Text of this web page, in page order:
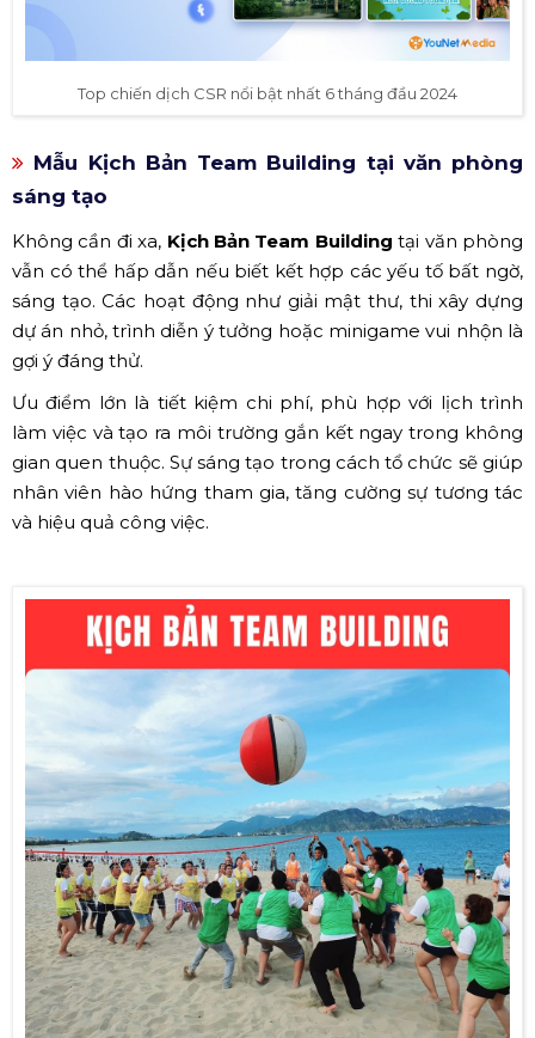
Top chiến dịch CSR nổi bật nhất 6 tháng đầu 2024
Mẫu Kịch Bản Team Building tại văn phòng
sáng tạo
Không cần đi xa, Kịch Bản Team Building tại văn phòng
vẫn có thể hấp dẫn nếu biết kết hợp các yếu tố bất ngờ,
sáng tạo. Các hoạt động như giải mật thư, thi xây dựng
dự án nhỏ, trình diễn ý tưởng hoặc minigame vui nhộn là
gợi ý đáng thử.
Ưu điểm lớn là tiết kiệm chi phí, phù hợp với lịch trình
làm việc và tạo ra môi trường gắn kết ngay trong không
gian quen thuộc. Sự sáng tạo trong cách tổ chức sẽ giúp
nhân viên hào hứng tham gia, tăng cường sự tương tác
và hiệu quả công việc.